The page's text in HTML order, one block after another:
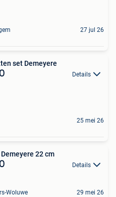
27 jul 26
set Demeyere
Details
25 mei 26
22 cm
Details
Woluwe 29 mei 26